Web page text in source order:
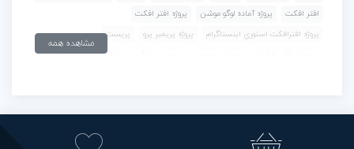
افتر افکت
پروژه آماده لوگو موشن
پروژه افتر افکت
پروژه افترافکت استوري اينستاگرام
پروژه پريمير پرو
پريست
پلاگين افتر افکت
لوگو
لوگو موشن آماده مدل مدل سه بعدي
مشاهده همه